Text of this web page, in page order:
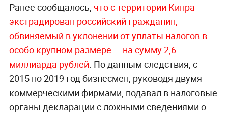
Ранее сообщалось, что с территории Кипра
экстрадирован российский гражданин,
обвиняемый в уклонении от уплаты налогов в
особо крупном размере — на сумму 2,6
миллиарда рублей . По данным следствия, с
2015 по 2019 год бизнесмен, руководя двумя
коммерческими фирмами, подавал в налоговые
органы декларации с ложными сведениями о